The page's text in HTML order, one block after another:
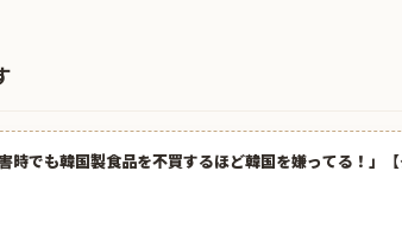
時でも韓国製食品を不買するほど韓国を嫌ってる！」【